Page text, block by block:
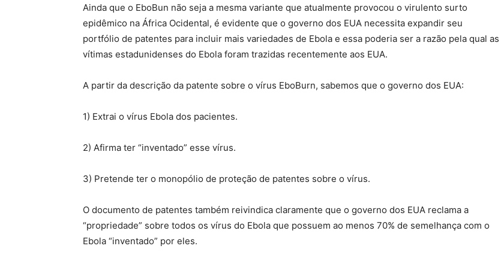
Ainda que o EboBun não seja a mesma variante que atualmente provocou o virulento surto
epidêmico na África Ocidental, é evidente que o governo dos EUA necessita expandir seu
portfólio de patentes para incluir mais variedades de Ebola e essa poderia ser a razão pela qual as
vítimas estadunidenses do Ebola foram trazidas recentemente aos EUA.
A partir da descrição da patente sobre o vírus EboBurn, sabemos que o governo dos EUA:
1) Extrai o vírus Ebola dos pacientes.
2) Afirma ter “inventado” esse vírus.
3) Pretende ter o monopólio de proteção de patentes sobre o vírus.
O documento de patentes também reivindica claramente que o governo dos EUA reclama a
“propriedade” sobre todos os vírus do Ebola que possuem ao menos 70% de semelhança com o
Ebola “inventado” por eles.